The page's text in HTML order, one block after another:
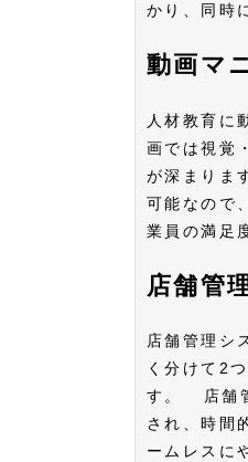
かり、同時
動画マ
人材教育に
画では視覚
が深まりま
可能なので
業員の満足
店舗管
店舗管理シ
く分けて2
す。 店舗
され、時間
ームレスに